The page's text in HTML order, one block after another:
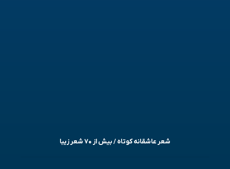
شعر عاشقانه کوتاه / بیش از ۷۰ شعر زیبا